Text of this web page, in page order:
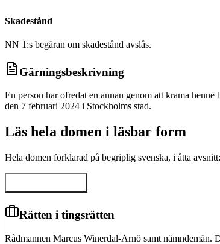
Skadestånd
NN 1:s begäran om skadestånd avslås.
Gärningsbeskrivning
En person har ofredat en annan genom att krama
den 7 februari 2024 i Stockholms stad.
Läs hela domen i läsbar form
Hela domen förklarad på begriplig svenska, i åtta
Rätten i tingsrätten
Rådmannen Marcus Winerdal-Arnö samt